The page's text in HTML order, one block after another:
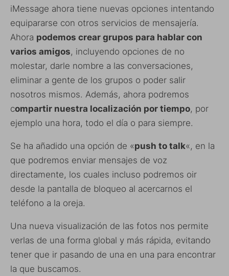
iMessage ahora tiene nuevas opciones intentando
equipararse con otros servicios de mensajería.
Ahora podemos crear grupos para hablar con
varios amigos, incluyendo opciones de no
molestar, darle nombre a las conversaciones,
eliminar a gente de los grupos o poder salir
nosotros mismos. Además, ahora podremos
compartir nuestra localización por tiempo, por
ejemplo una hora, todo el día o para siempre.
Se ha añadido una opción de «push to talk«, en la
que podremos enviar mensajes de voz
directamente, los cuales incluso podremos oir
desde la pantalla de bloqueo al acercarnos el
teléfono a la oreja.
Una nueva visualización de las fotos nos permite
verlas de una forma global y más rápida, evitando
tener que ir pasando de una en una para encontrar
la que buscamos.